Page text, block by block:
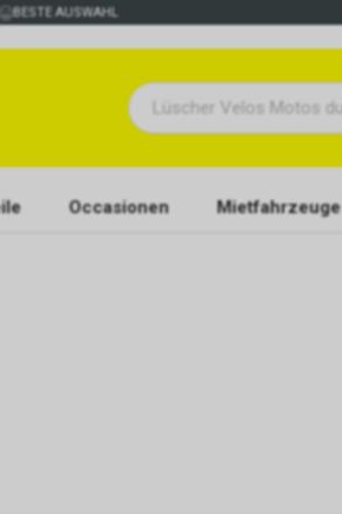
BESTE AUSWAHL
Occasionen Mietfahrzeuge